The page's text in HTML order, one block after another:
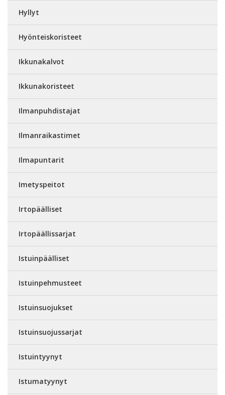
Hyllyt
Hyönteiskoristeet
Ikkunakalvot
Ikkunakoristeet
Ilmanpuhdistajat
Ilmanraikastimet
Ilmapuntarit
Imetyspeitot
Irtopäälliset
Irtopäällissarjat
Istuinpäälliset
Istuinpehmusteet
Istuinsuojukset
Istuinsuojussarjat
Istuintyynyt
Istumatyynyt